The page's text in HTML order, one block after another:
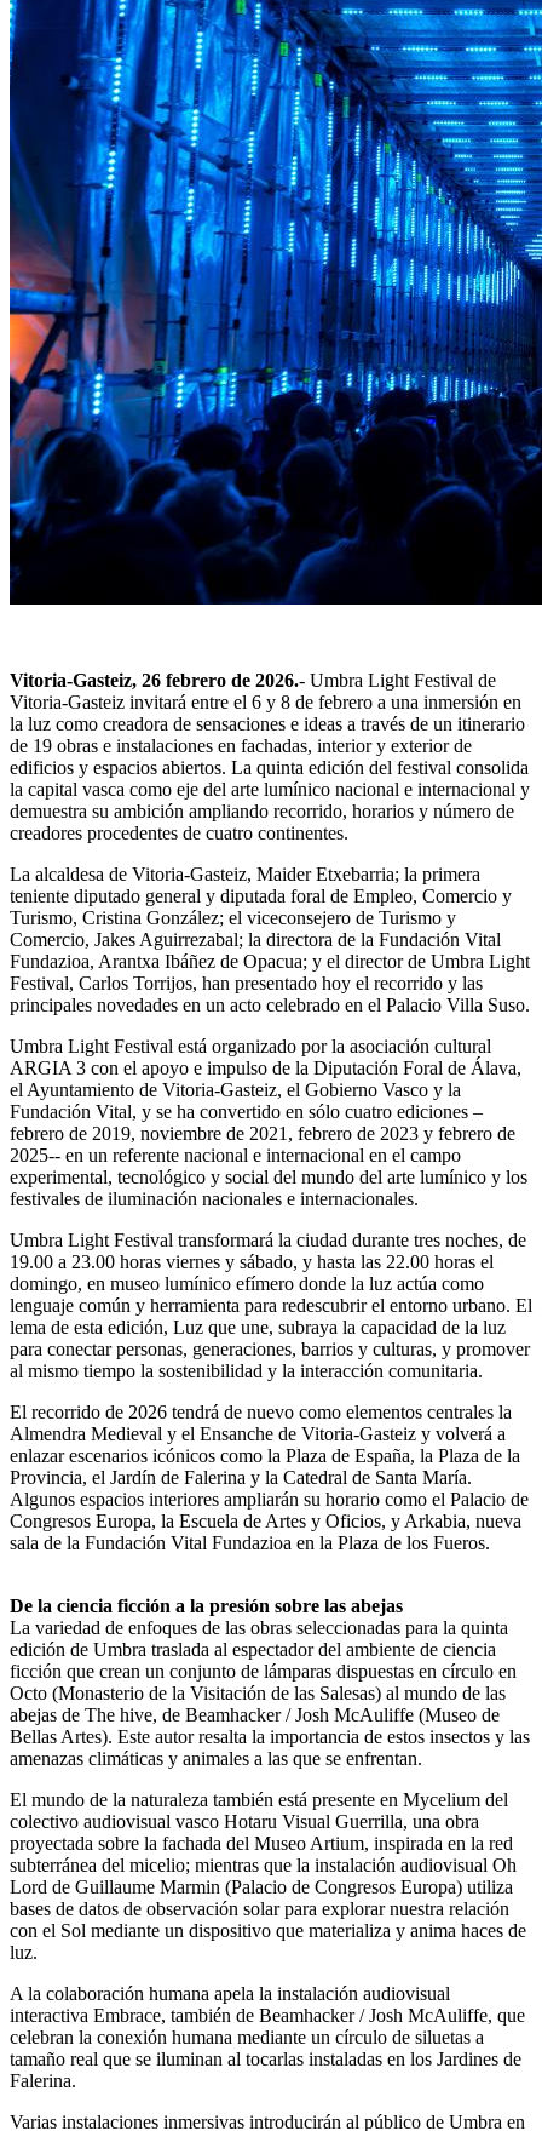
Vitoria-Gasteiz, 26 febrero de 2026.- Umbra Light Festival de
Vitoria-Gasteiz invitará entre el 6 y 8 de febrero a una inmersión en
la luz como creadora de sensaciones e ideas a través de un itinerario
de 19 obras e instalaciones en fachadas, interior y exterior de
edificios y espacios abiertos. La quinta edición del festival consolida
la capital vasca como eje del arte lumínico nacional e internacional y
demuestra su ambición ampliando recorrido, horarios y número de
creadores procedentes de cuatro continentes.
La alcaldesa de Vitoria-Gasteiz, Maider Etxebarria; la primera
teniente diputado general y diputada foral de Empleo, Comercio y
Turismo, Cristina González; el viceconsejero de Turismo y
Comercio, Jakes Aguirrezabal; la directora de la Fundación Vital
Fundazioa, Arantxa Ibáñez de Opacua; y el director de Umbra Light
Festival, Carlos Torrijos, han presentado hoy el recorrido y las
principales novedades en un acto celebrado en el Palacio Villa Suso.
Umbra Light Festival está organizado por la asociación cultural
ARGIA 3 con el apoyo e impulso de la Diputación Foral de Álava,
el Ayuntamiento de Vitoria-Gasteiz, el Gobierno Vasco y la
Fundación Vital, y se ha convertido en sólo cuatro ediciones –
febrero de 2019, noviembre de 2021, febrero de 2023 y febrero de
2025-- en un referente nacional e internacional en el campo
experimental, tecnológico y social del mundo del arte lumínico y los
festivales de iluminación nacionales e internacionales.
Umbra Light Festival transformará la ciudad durante tres noches, de
19.00 a 23.00 horas viernes y sábado, y hasta las 22.00 horas el
domingo, en museo lumínico efímero donde la luz actúa como
lenguaje común y herramienta para redescubrir el entorno urbano. El
lema de esta edición, Luz que une, subraya la capacidad de la luz
para conectar personas, generaciones, barrios y culturas, y promover
al mismo tiempo la sostenibilidad y la interacción comunitaria.
El recorrido de 2026 tendrá de nuevo como elementos centrales la
Almendra Medieval y el Ensanche de Vitoria-Gasteiz y volverá a
enlazar escenarios icónicos como la Plaza de España, la Plaza de la
Provincia, el Jardín de Falerina y la Catedral de Santa María.
Algunos espacios interiores ampliarán su horario como el Palacio de
Congresos Europa, la Escuela de Artes y Oficios, y Arkabia, nueva
sala de la Fundación Vital Fundazioa en la Plaza de los Fueros.
De la ciencia ficción a la presión sobre las abejas
La variedad de enfoques de las obras seleccionadas para la quinta
edición de Umbra traslada al espectador del ambiente de ciencia
ficción que crean un conjunto de lámparas dispuestas en círculo en
Octo (Monasterio de la Visitación de las Salesas) al mundo de las
abejas de The hive, de Beamhacker / Josh McAuliffe (Museo de
Bellas Artes). Este autor resalta la importancia de estos insectos y las
amenazas climáticas y animales a las que se enfrentan.
El mundo de la naturaleza también está presente en Mycelium del
colectivo audiovisual vasco Hotaru Visual Guerrilla, una obra
proyectada sobre la fachada del Museo Artium, inspirada en la red
subterránea del micelio; mientras que la instalación audiovisual Oh
Lord de Guillaume Marmin (Palacio de Congresos Europa) utiliza
bases de datos de observación solar para explorar nuestra relación
con el Sol mediante un dispositivo que materializa y anima haces de
luz.
A la colaboración humana apela la instalación audiovisual
interactiva Embrace, también de Beamhacker / Josh McAuliffe, que
celebran la conexión humana mediante un círculo de siluetas a
tamaño real que se iluminan al tocarlas instaladas en los Jardines de
Falerina.
Varias instalaciones inmersivas introducirán al público de Umbra en